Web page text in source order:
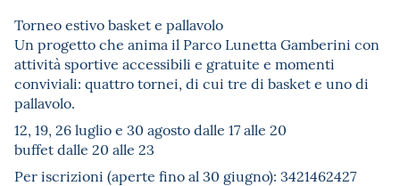
Torneo estivo basket e pallavolo
Un progetto che anima il Parco Lunetta Gamberini con
attività sportive accessibili e gratuite e momenti
conviviali: quattro tornei, di cui tre di basket e uno di
pallavolo.
12, 19, 26 luglio e 30 agosto dalle 17 alle 20
buffet dalle 20 alle 23
Per iscrizioni (aperte fino al 30 giugno): 3421462427